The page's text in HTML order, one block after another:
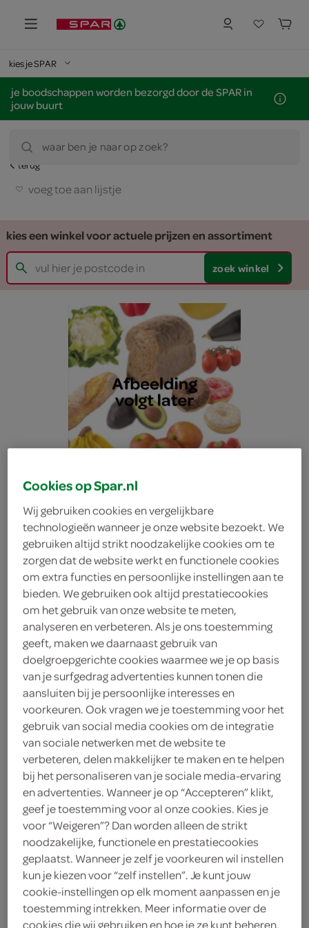
kies je SPAR
je boodschappen worden bezorgd door de SPAR in
jouw buurt
waar ben je naar op zoek?
terug
voeg toe aan lijstje
kies een winkel voor actuele prijzen en assortiment
zoek winkel
Lokale Bakker tien
zadenpolder
Lokale Bakker
4.
28
1 Stuks
Let op: aanbiedingen zijn niet zichtbaar bij de
producten, maar worden wél automatisch
verwerkt in de winkelmand.
Cookies op Spar.nl
Wij gebruiken cookies en vergelijkbare
technologieën wanneer je onze website bezoekt. We
gebruiken altijd strikt noodzakelijke cookies om te
zorgen dat de website werkt en functionele cookies
om extra functies en persoonlijke instellingen aan te
bieden. We gebruiken ook altijd prestatiecookies
om het gebruik van onze website te meten,
analyseren en verbeteren. Als je ons toestemming
geeft, maken we daarnaast gebruik van
doelgroepgerichte cookies waarmee we je op basis
van je surfgedrag advertenties kunnen tonen die
aansluiten bij je persoonlijke interesses en
voorkeuren. Ook vragen we je toestemming voor het
gebruik van social media cookies om de integratie
van sociale netwerken met de website te
verbeteren, delen makkelijker te maken en te helpen
bij het personaliseren van je sociale media-ervaring
en advertenties. Wanneer je op “Accepteren” klikt,
geef je toestemming voor al onze cookies. Kies je
voor “Weigeren”? Dan worden alleen de strikt
noodzakelijke, functionele en prestatiecookies
geplaatst. Wanneer je zelf je voorkeuren wil instellen
kun je kiezen voor “zelf instellen”. Je kunt jouw
cookie-instellingen op elk moment aanpassen en je
toestemming intrekken. Meer informatie over de
cookies die wij gebruiken en hoe je ze kunt beheren,